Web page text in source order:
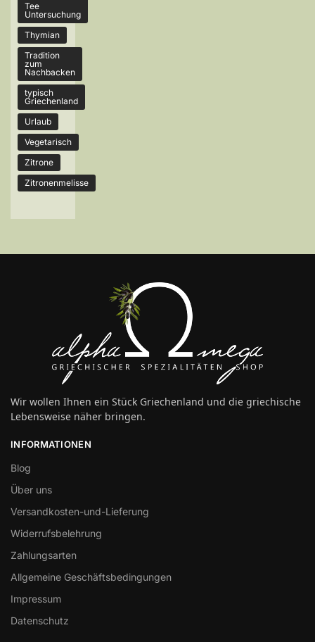
Tee
Untersuchung
Thymian
Tradition
zum
Nachbacken
typisch
Griechenland
Urlaub
Vegetarisch
Zitrone
Zitronenmelisse
Wir wollen Ihnen ein Stück Griechenland und die griechische
Lebensweise näher bringen.
INFORMATIONEN
Blog
Über uns
Versandkosten-und-Lieferung
Widerrufsbelehrung
Zahlungsarten
Allgemeine Geschäftsbedingungen
Impressum
Datenschutz